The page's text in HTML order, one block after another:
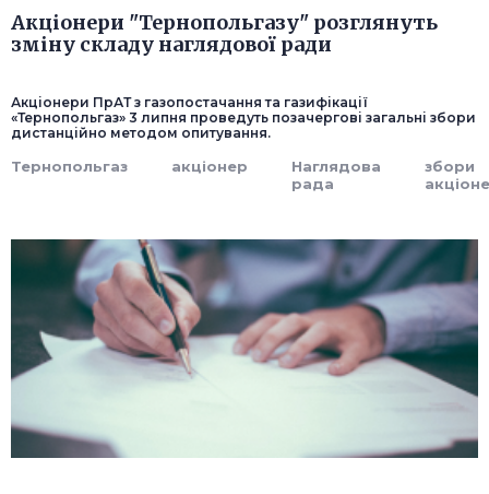
Акціонери "Тернопольгазу" розглянуть
зміну складу наглядової ради
Акціонери ПрАТ з газопостачання та газифікації
«Тернопольгаз» 3 липня проведуть позачергові загальні збори
дистанційно методом опитування.
Тернопольгаз акціонер
Наглядова
рада
збори